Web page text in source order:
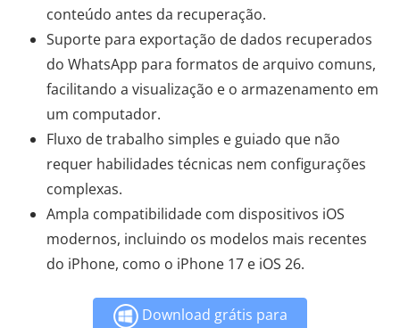
conteúdo antes da recuperação.
Suporte para exportação de dados recuperados
do WhatsApp para formatos de arquivo comuns,
facilitando a visualização e o armazenamento em
um computador.
Fluxo de trabalho simples e guiado que não
requer habilidades técnicas nem configurações
complexas.
Ampla compatibilidade com dispositivos iOS
modernos, incluindo os modelos mais recentes
do iPhone, como o iPhone 17 e iOS 26.
Download grátis para